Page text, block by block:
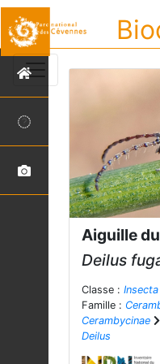
Aiguille
Deilus
Classe : Insecta
Famille :
Cerambycinae
Deilus